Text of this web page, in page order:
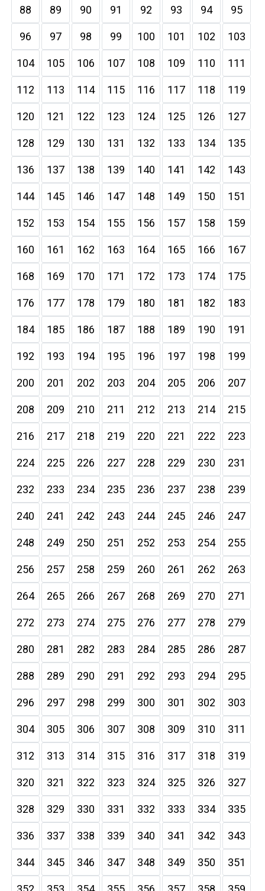
88 89 90 91 92 93 94 95
96 97 98 99 100 101 102 103
104 105 106 107 108 109 110 111
112 113 114 115 116 117 118 119
120 121 122 123 124 125 126 127
128 129 130 131 132 133 134 135
136 137 138 139 140 141 142 143
144 145 146 147 148 149 150 151
152 153 154 155 156 157 158 159
160 161 162 163 164 165 166 167
168 169 170 171 172 173 174 175
176 177 178 179 180 181 182 183
184 185 186 187 188 189 190 191
192 193 194 195 196 197 198 199
200 201 202 203 204 205 206 207
208 209 210 211 212 213 214 215
216 217 218 219 220 221 222 223
224 225 226 227 228 229 230 231
232 233 234 235 236 237 238 239
240 241 242 243 244 245 246 247
248 249 250 251 252 253 254 255
256 257 258 259 260 261 262 263
264 265 266 267 268 269 270 271
272 273 274 275 276 277 278 279
280 281 282 283 284 285 286 287
288 289 290 291 292 293 294 295
296 297 298 299 300 301 302 303
304 305 306 307 308 309 310 311
312 313 314 315 316 317 318 319
320 321 322 323 324 325 326 327
328 329 330 331 332 333 334 335
336 337 338 339 340 341 342 343
344 345 346 347 348 349 350 351